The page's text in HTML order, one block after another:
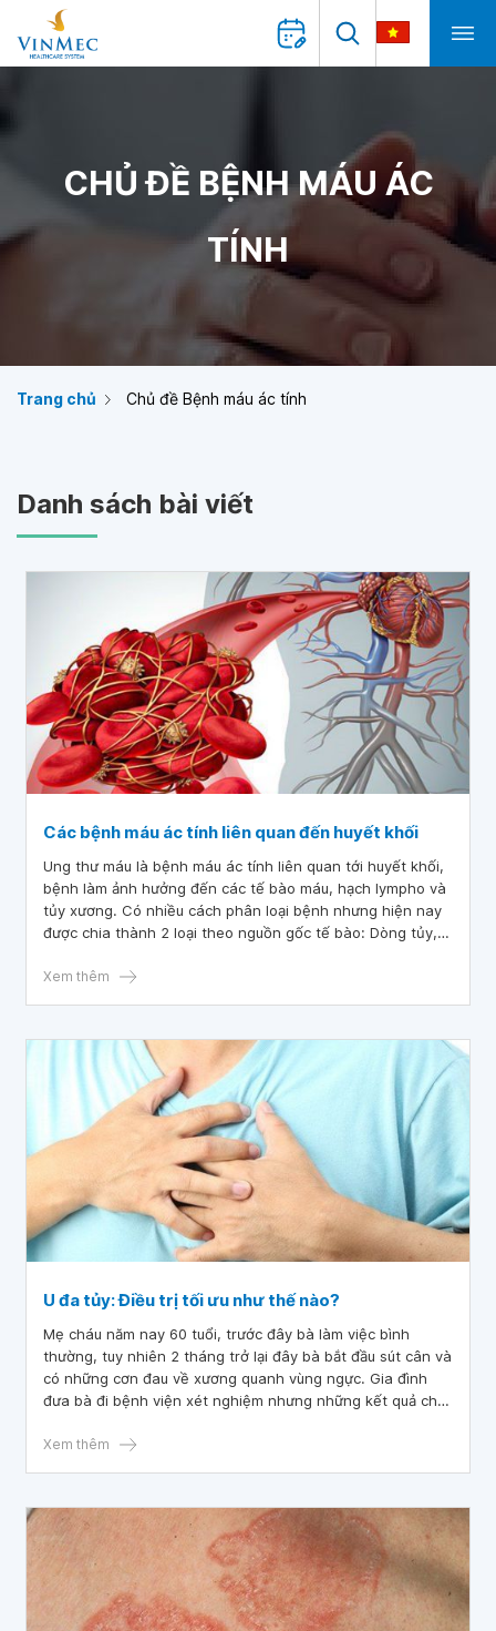
CHỦ ĐỀ BỆNH MÁU ÁC
TÍNH
Trang chủ Chủ đề Bệnh máu ác tính
Danh sách bài viết
Các bệnh máu ác tính liên quan đến huyết khối
Ung thư máu là bệnh máu ác tính liên quan tới huyết khối,
bệnh làm ảnh hưởng đến các tế bào máu, hạch lympho và
tủy xương. Có nhiều cách phân loại bệnh nhưng hiện nay
được chia thành 2 loại theo nguồn gốc tế bào: Dòng tủy,
Xem thêm
U đa tủy: Điều trị tối ưu như thế nào?
Mẹ cháu năm nay 60 tuổi, trước đây bà làm việc bình
thường, tuy nhiên 2 tháng trở lại đây bà bắt đầu sút cân và
có những cơn đau về xương quanh vùng ngực. Gia đình
đưa bà đi bệnh viện xét nghiệm nhưng những kết quả cho
Xem thêm